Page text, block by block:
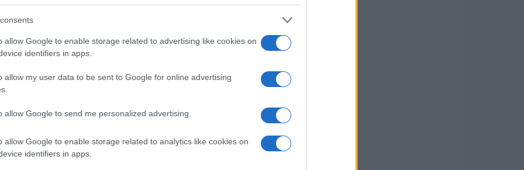
allow Google to enable storage related to advertising like cookies on
identifiers in apps.
allow my user data to be sent to Google for online advertising
allow Google to send me personalized advertising.
allow Google to enable storage related to analytics like cookies on
identifiers in apps.
destacou a importância de manter um
Segantin pediu um modelo de desenvolvimento
atuais. Donatella Cinelli Colombini, premiada por
atenção para a necessidade de preservar a beleza
Nazzari falou sobre a importância dos valores